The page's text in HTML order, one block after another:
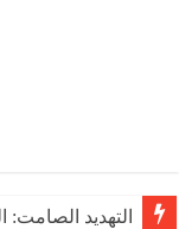
التهديد الصامت: